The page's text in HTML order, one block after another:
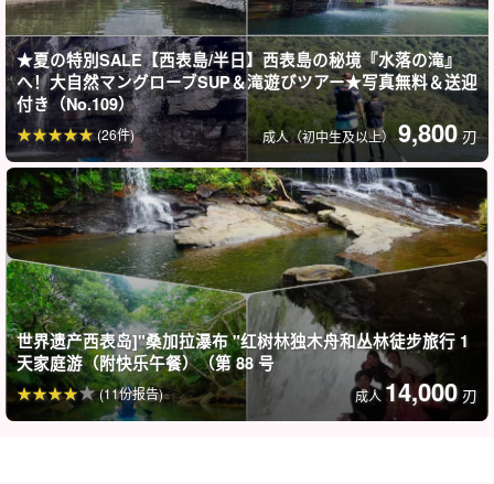
笑容最多！
峡谷漂流，全身心享受西表岛的乐趣☆。
峡谷漂流就是所谓的 "河上漂流"，利用整个身体沿着溪流顺流而
下。
穿上救生衣、头盔和其他安全装备后，就可以开始漂流了！跳入瀑
布本身就是一种美妙的感觉。让我们在西表岛的大自然中尽情享受
河流运动的乐趣吧！
★夏の特別SALE【西表島/半日】西表島の秘境『水落の滝』
へ！大自然マングローブSUP＆滝遊びツアー★写真無料＆送迎
付き（No.109）
成人（初中生及以上）9,800 刃
(26件)
世界遗产西表岛]"桑加拉瀑布 "红树林独木舟和丛林徒步旅行 1
天家庭游（附快乐午餐）（第 88 号
成人14,000 刃
(11份报告)